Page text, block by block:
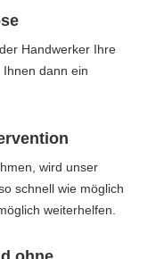
Handwerker Ihre
dann ein
wird unser
schnell wie möglich
weiterhelfen.